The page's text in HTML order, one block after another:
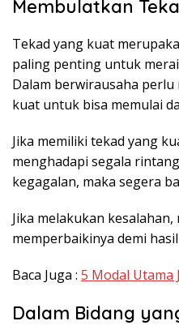
Membulatkan
Tekad yang kuat
paling penting untuk
Dalam berwirausaha
kuat untuk bisa memulai
Jika memiliki tekad yang
menghadapi segala
kegagalan, maka segera
Jika melakukan kesalahan,
memperbaikinya demi
Baca Juga : 5 Modal Utama
Dalam Bidang